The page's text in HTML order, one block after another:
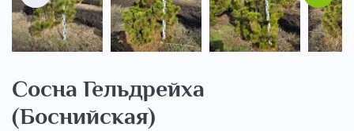
Сосна Гельдрейха
(Боснийская)